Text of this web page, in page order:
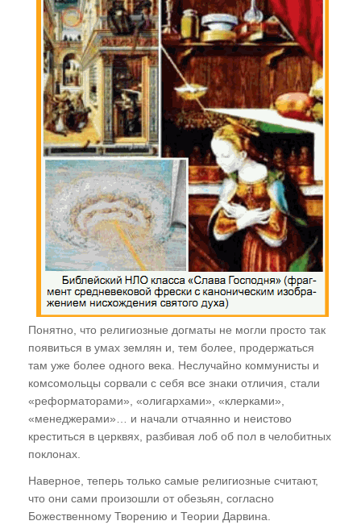
Случаи из практики
Нам пишут!
Территория Древних
Читаем "Эниологию"...
Это интересно
Новости Планеты ( ссылки )
Послушать
"Время перемен"
В. Рогожкин для СМИ
Скачать
Школа В. Рогожкина
Газета "ПК"
Виктор Рогожкин. Коротко о важном
Запрещённые видео НИЦ "ЭНИО"
Понятно, что религиозные догматы не могли просто так
появиться в умах землян и, тем более, продержаться
там уже более одного века. Неслучайно коммунисты и
комсомольцы сорвали с себя все знаки отличия, стали
«реформаторами», «олигархами», «клерками»,
«менеджерами»… и начали отчаянно и неистово
креститься в церквях, разбивая лоб об пол в челобитных
поклонах.
Наверное, теперь только самые религиозные считают,
что они сами произошли от обезьян, согласно
Божественному Творению и Теории Дарвина.